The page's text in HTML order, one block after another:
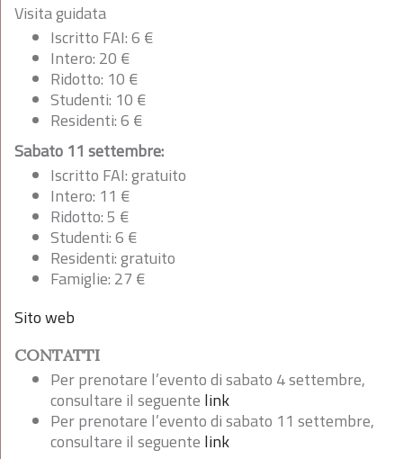
Visita guidata
Iscritto FAI: 6 €
Intero: 20 €
Ridotto: 10 €
Studenti: 10 €
Residenti: 6 €
Sabato 11 settembre:
Iscritto FAI: gratuito
Intero: 11 €
Ridotto: 5 €
Studenti: 6 €
Residenti: gratuito
Famiglie: 27 €
Sito web
CONTATTI
Per prenotare l’evento di sabato 4 settembre,
consultare il seguente link
Per prenotare l’evento di sabato 11 settembre,
consultare il seguente link